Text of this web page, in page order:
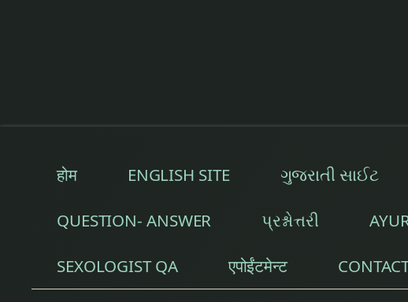
बहरापन
सरसों के तेल
होम ENGLISH SITE ગુજરાતી સાઈટ
QUESTION- ANSWER પ્રશ્નોત્તરી
SEXOLOGIST QA एपोईंटमेन्ट